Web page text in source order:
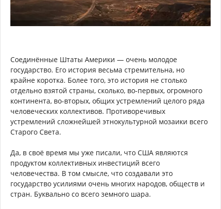
Соединённые Штаты Америки — очень молодое
государство. Его история весьма стремительна, но
крайне коротка. Более того, это история не столько
отдельно взятой страны, сколько, во-первых, огромного
континента, во-вторых, общих устремлений целого ряда
человеческих коллективов. Противоречивых
устремлений сложнейшей этнокультурной мозаики всего
Старого Света.
Да, в своё время мы уже писали, что США являются
продуктом коллективных инвестиций всего
человечества. В том смысле, что создавали это
государство усилиями очень многих народов, обществ и
стран. Буквально со всего земного шара.